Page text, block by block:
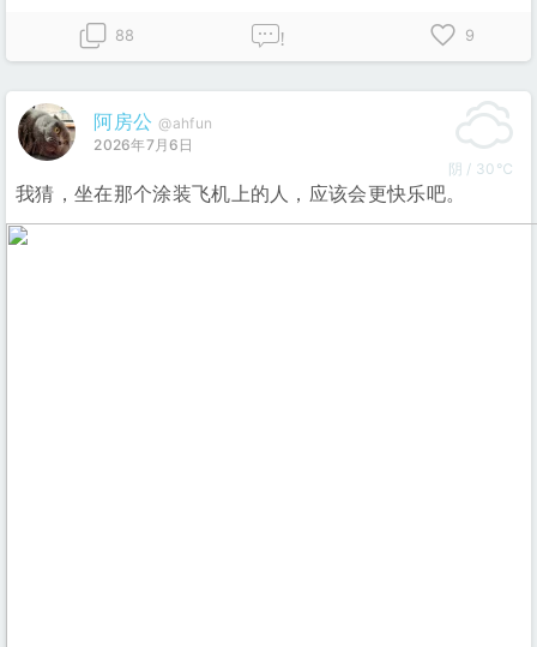
88 ! 9
阿房公 @ahfun
2026年7月6日
阴 / 30℃
我猜，坐在那个涂装飞机上的人，应该会更快乐吧。